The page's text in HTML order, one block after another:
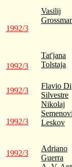
1992/3
Vasilij
1992/3
Tat'jana
Tolstaja
1992/3
Flavio Di
Silvestre
1992/3
Nikolaj
Leskov
1992/3
Adriano
Guerra